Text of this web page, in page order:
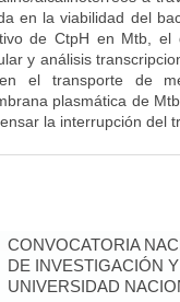
en la viabilidad del
de CtpH en Mtb, el
y análisis
el transporte de
plasmática de
la interrupción del
CONVOCATORIA
DE INVESTIGACIÓN
UNIVERSIDAD